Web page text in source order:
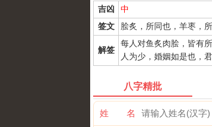
吉凶
中
签文
脍炙，所同也，羊枣，
解签
每人对鱼炙肉脍，皆有
人为少，婚姻如是也，
八字精批
姓 名